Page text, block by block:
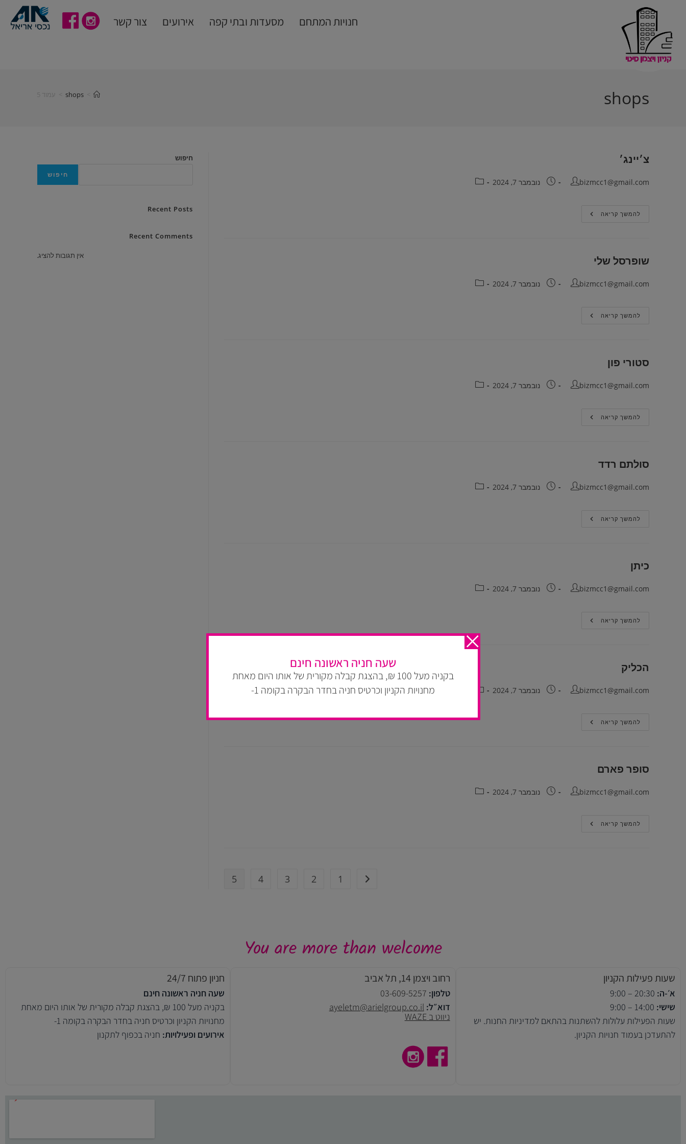
חנויות המתחם מסעדות ובתי קפה אירועים צור קשר
shops
shops עמוד 5
צ׳יינג׳
bizmcc1@gmail.com נובמבר 7, 2024
להמשך קריאה
שופרסל שלי
bizmcc1@gmail.com נובמבר 7, 2024
להמשך קריאה
סטורי פון
bizmcc1@gmail.com נובמבר 7, 2024
להמשך קריאה
סולתם רדד
bizmcc1@gmail.com נובמבר 7, 2024
להמשך קריאה
כיתן
bizmcc1@gmail.com נובמבר 7, 2024
להמשך קריאה
הכליק
bizmcc1@gmail.com נובמבר 7, 2024
להמשך קריאה
סופר פארם
bizmcc1@gmail.com נובמבר 7, 2024
להמשך קריאה
1
2
3
4
5
חיפוש
חיפוש
Recent Posts
Recent Comments
אין תגובות להציג.
You are more than welcome
שעות פעילות הקניון
א׳-ה:
שישי:
שעות הפעילות עלולות להשתנות בהתאם למדיניות החנות. יש
להתעדכן בעמוד חנויות הקניון.
רחוב ויצמן 14, תל אביב
טלפון: 03-609-5257
דוא״ל: ayeletm@arielgroup.co.il
ניווט ב WAZE
חניון פתוח 24/7
שעה חניה ראשונה חינם
בקניה מעל 100 ₪, בהצגת קבלה מקורית של אותו היום מאחת
מחנויות הקניון וכרטיס חניה בחדר הבקרה בקומה 1-
אירועים ופעילויות: חניה בכפוף לתקנון
שעה חניה ראשונה חינם
בקניה מעל 100 ₪, בהצגת קבלה מקורית של אותו היום מאחת
מחנויות הקניון וכרטיס חניה בחדר הבקרה בקומה 1-